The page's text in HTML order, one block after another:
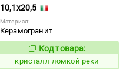
10,1x20,5
Материал:
Керамогранит
818579
Код товара:
кристалл ломкой реки